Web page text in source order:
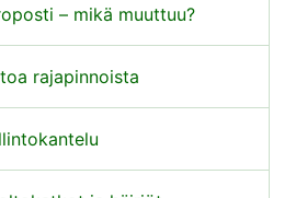
– mikä muuttuu?
rajapinnoista